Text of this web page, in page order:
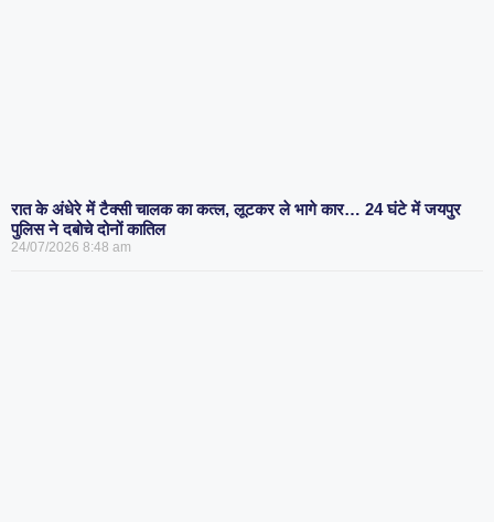
रात के अंधेरे में टैक्सी चालक का कत्ल, लूटकर ले भागे कार… 24 घंटे में जयपुर
पुलिस ने दबोचे दोनों कातिल
24/07/2026 8:48 am